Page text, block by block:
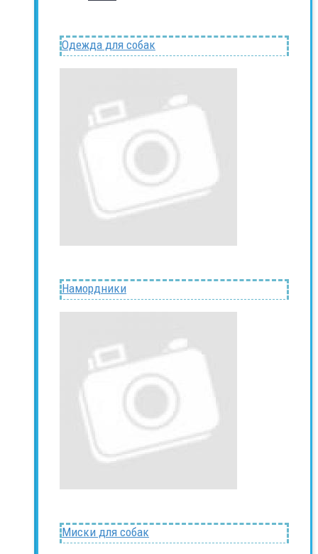
Одежда для собак
Намордники
Миски для собак